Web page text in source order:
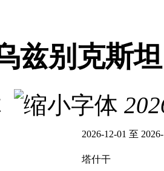
兹别克斯
2026-12-01 至
塔什干